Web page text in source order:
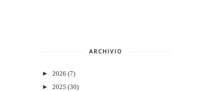
ARCHIVIO
► 2026 (7)
► 2025 (30)